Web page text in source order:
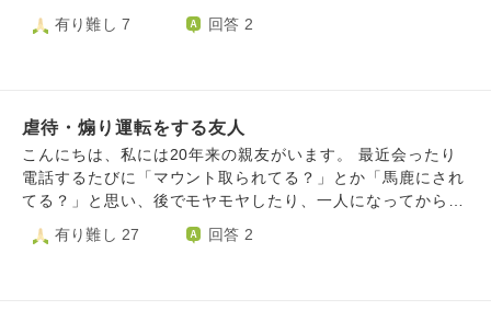
私が生まれた時から私をいじめました。小学校に入った時
に、私は姉ほどの学力が無いということも分かり、母親も姉
ました。思春期以降は父親からの激しい性虐待を受けるよう
になりました。現在、両親は仲直りし、反省はしてくれてい
ますが、今でも私はフラッシュバックで苦しんでいます。看
護学校の勉強に手がつかず、PTSDの症状もでてくるので、
ラッシュバックが止まらず。母親を見捨てたのではないかと
有り難し 7 回答 2
虐待・煽り運転をする友人
こんにちは、私には20年来の親友がいます。 最近会ったり
電話するたびに「マウント取られてる？」とか「馬鹿にされ
てる？」と思い、後でモヤモヤしたり、一人になってから激
しい怒りが湧くようになりました。 例えば、私の父とその
親友は同じ業界の人なのですが、親友は自分の勤める会社の
有り難し 27 回答 2